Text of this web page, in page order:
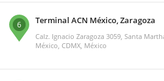
6 Terminal ACN México, Zaragoza
Calz. Ignacio Zaragoza 3059, Santa
México, CDMX, México